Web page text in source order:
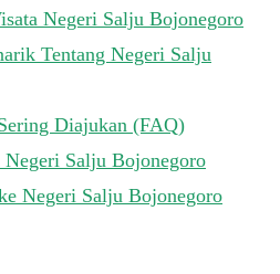
Negeri Salju Bojonegoro
Tentang Negeri Salju
Diajukan (FAQ)
Salju Bojonegoro
Negeri Salju Bojonegoro